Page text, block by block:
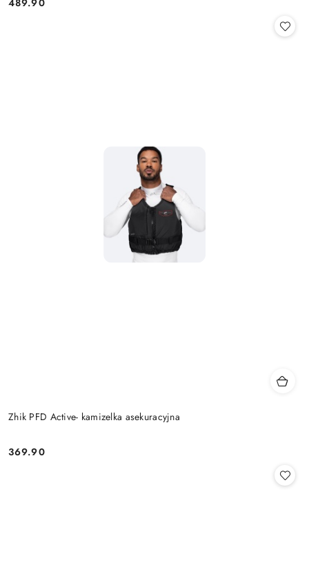
Cena:
489.90
Zhik PFD Active- kamizelka asekuracyjna
Cena:
369.90